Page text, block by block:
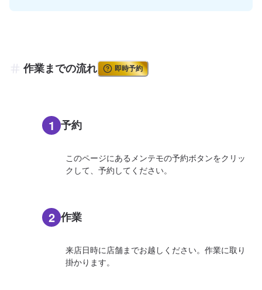
作業までの流れ 即時予約
1 予約
このページにあるメンテモの予約ボタンをクリッ
クして、予約してください。
2 作業
来店日時に店舗までお越しください。作業に取り
掛かります。